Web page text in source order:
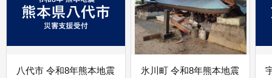
八代市 令和8年熊本地震
氷川町 令和8年熊本地震